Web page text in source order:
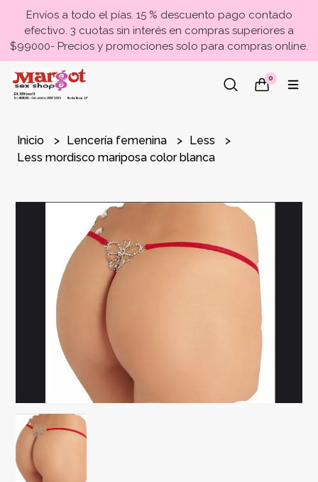
Envíos a todo el pías. 15 % descuento pago contado
efectivo. 3 cuotas sin interés en compras superiores a
$99000- Precios y promociones solo para compras online.
0
Inicio Lencería femenina
Less
Less mordisco mariposa color blanca